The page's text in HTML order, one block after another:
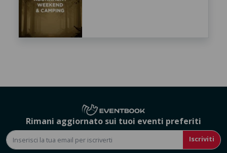
Rimani aggiornato sui tuoi eventi preferiti
Iscriviti